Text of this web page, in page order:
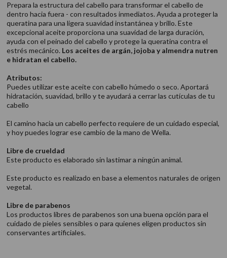
Prepara la estructura del cabello para transformar el cabello de
dentro hacia fuera - con resultados inmediatos. Ayuda a proteger la
queratina para una ligera suavidad instantánea y brillo. Este
excepcional aceite proporciona una suavidad de larga duración,
ayuda con el peinado del cabello y protege la queratina contra el
estrés mecánico. Los aceites de argán, jojoba y almendra nutren
e hidratan el cabello.
Atributos:
Puedes utilizar este aceite con cabello húmedo o seco. Aportará
hidratación, suavidad, brillo y te ayudará a cerrar las cutículas de tu
cabello
El camino hacia un cabello perfecto requiere de un cuidado especial,
y hoy puedes lograr ese cambio de la mano de Wella.
Libre de crueldad
Este producto es elaborado sin lastimar a ningún animal.
Este producto es realizado en base a elementos naturales de origen
vegetal.
Libre de parabenos
Los productos libres de parabenos son una buena opción para el
cuidado de pieles sensibles o para quienes eligen productos sin
conservantes artificiales.